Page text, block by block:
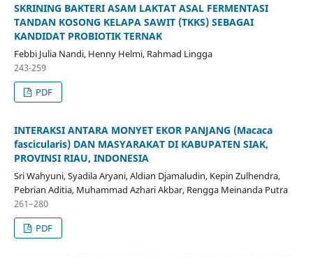
SKRINING BAKTERI ASAM LAKTAT ASAL FERMENTASI
TANDAN KOSONG KELAPA SAWIT (TKKS) SEBAGAI
KANDIDAT PROBIOTIK TERNAK
Febbi Julia Nandi, Henny Helmi, Rahmad Lingga
243-259
PDF
INTERAKSI ANTARA MONYET EKOR PANJANG (Macaca
fascicularis) DAN MASYARAKAT DI KABUPATEN SIAK,
PROVINSI RIAU, INDONESIA
Sri Wahyuni, Syadila Aryani, Aldian Djamaludin, Kepin Zulhendra,
Pebrian Aditia, Muhammad Azhari Akbar, Rengga Meinanda Putra
261–280
PDF